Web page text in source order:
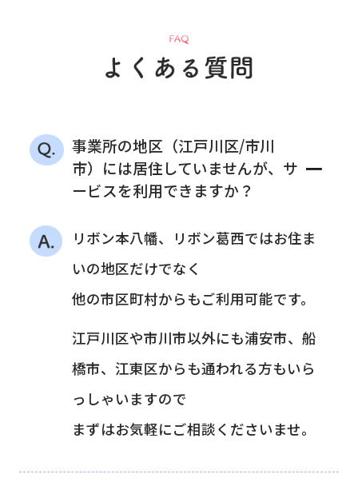
事業所の地区（江戸川区/市川
市）には居住していませんが、サ
ービスを利用できますか？
－
リボン本八幡、リボン葛西ではお住ま
いの地区だけでなく
他の市区町村からもご利用可能です。
江戸川区や市川市以外にも浦安市、船
橋市、江東区からも通われる方もいら
っしゃいますので
まずはお気軽にご相談くださいませ。